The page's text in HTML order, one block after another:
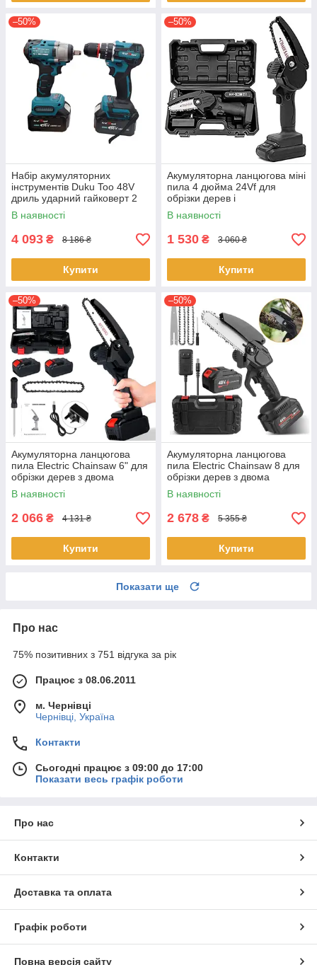
–50%
Набір акумуляторних
інструментів Duku Too 48V
дриль ударний гайковерт 2
акумулятори
В наявності
4 093 ₴ 8 186 ₴
Купити
–50%
Акумуляторна ланцюгова міні
пила 4 дюйма 24Vf для
обрізки дерев і
розпилювання дров у
пластиковому кейсі Чорна
В наявності
1 530 ₴ 3 060 ₴
Купити
–50%
Акумуляторна ланцюгова
пила Electric Chainsaw 6" для
обрізки дерев з двома
акумуляторами в кейсі Чорна
В наявності
2 066 ₴ 4 131 ₴
Купити
–50%
Акумуляторна ланцюгова
пила Electric Chainsaw 8 для
обрізки дерев з двома
акумуляторами в кейсі Чорна
В наявності
2 678 ₴ 5 355 ₴
Купити
Показати ще
Про нас
75% позитивних з 751 відгука за рік
Працює з 08.06.2011
м. Чернівці
Чернівці, Україна
Контакти
Сьогодні працює з 09:00 до 17:00
Показати весь графік роботи
Про нас
Контакти
Доставка та оплата
Графік роботи
Повна версія сайту